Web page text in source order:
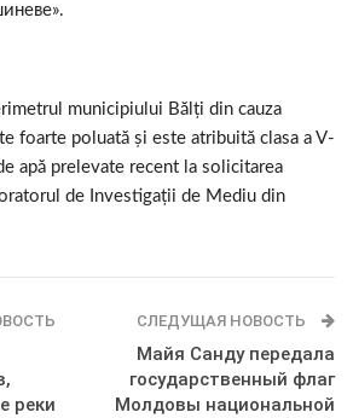
municipiului Bălți din cauza
foarte poluată și este atribuită clasa a V-
apă prelevate recent la solicitarea
de Investigații de Mediu din
реки
СЛЕДУЩАЯ НОВОСТЬ
Майя Санду передала
государственный флаг
Молдовы национальной